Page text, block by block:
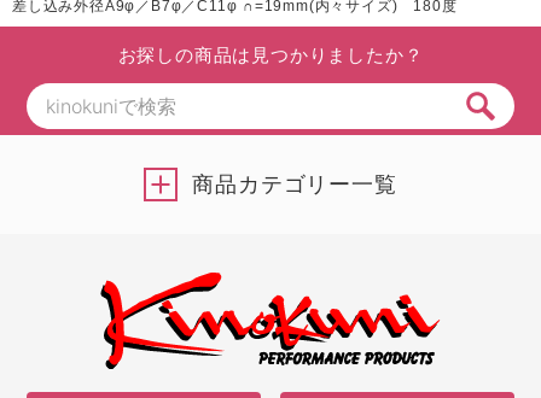
差し込み外径A9φ／B7φ／C11φ ∩=19mm(内々サイズ) 180度
お探しの商品は見つかりましたか？
商品カテゴリー一覧